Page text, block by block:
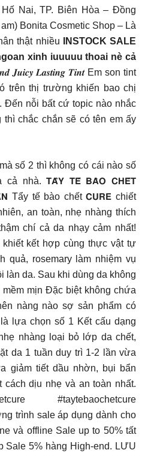
Nai, TP. Biên Hòa – Đồng
Bonita Cosmetic Shop – Là
thật nhiều
INSTOCK SALE
xinh iuuuuu thoai nè cả
𝑱𝒖𝒊𝒄𝒚 𝑳𝒂𝒔𝒕𝒊𝒏𝒈 𝑻𝒊𝒏𝒕 Em son tint
trên thị trường khiến bao chị
Đến nỗi bất cứ topic nào nhắc
thì chắc chắn sẽ có tên em ấy
số 2 thì không có cái nào số
cả nhà. 𝗧𝗔̂̉𝗬 𝗧𝗘̂́ 𝗕𝗔̀𝗢 𝗖𝗛𝗘̂́𝗧
Tẩy tế bào chết 𝗖𝗨𝗥𝗘 chiết
an toàn, nhẹ nhàng thích
chí cả da nhạy cảm nhất!
kết hợp cùng thực vật tự
quả, rosemary làm nhiệm vụ
làn da. Sau khi dùng da không
mịn Đặc biệt không chứa
nàng nào sợ sản phẩm có
lựa chọn số 1 Kết cấu dạng
nhàng loại bỏ lớp da chết,
da 1 tuần duy trì 1-2 lần vừa
giảm tiết dầu nhờn, bụi bẩn
cách dịu nhẹ và an toàn nhất.
#taytebaochetcure
trình sale áp dụng dành cho
và offline Sale up to 50% tất
Sale 5% hàng High-end. LƯU